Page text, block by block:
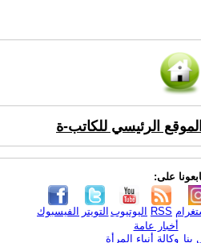
الموقع الرئيسي للكاتب-ة
على:
الفيسبوك التويتر اليوتيوب RSS
بنا
أخبار عامة
وكالة أنباء المرأة